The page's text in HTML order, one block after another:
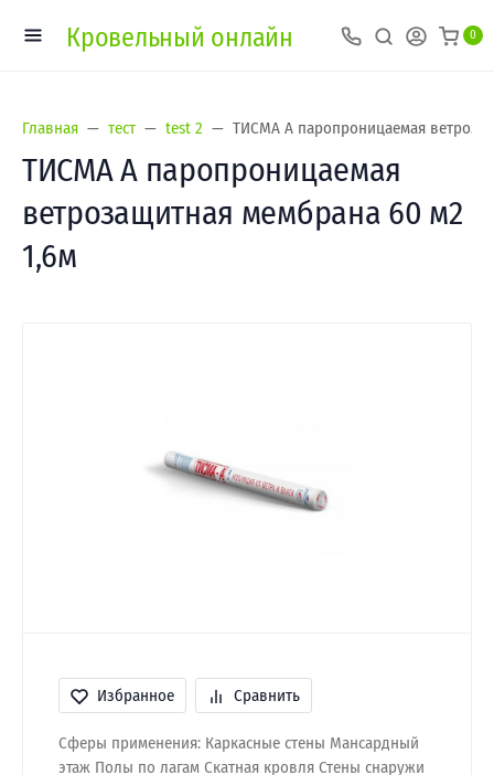
Кровельный онлайн 0
Главная тест test 2 ТИСМА А паропроницаемая
ТИСМА А паропроницаемая
ветрозащитная мембрана 60 м2
1,6м
Избранное Сравнить
Сферы применения: Каркасные стены Мансардный
этаж Полы по лагам Скатная кровля Стены снаружи